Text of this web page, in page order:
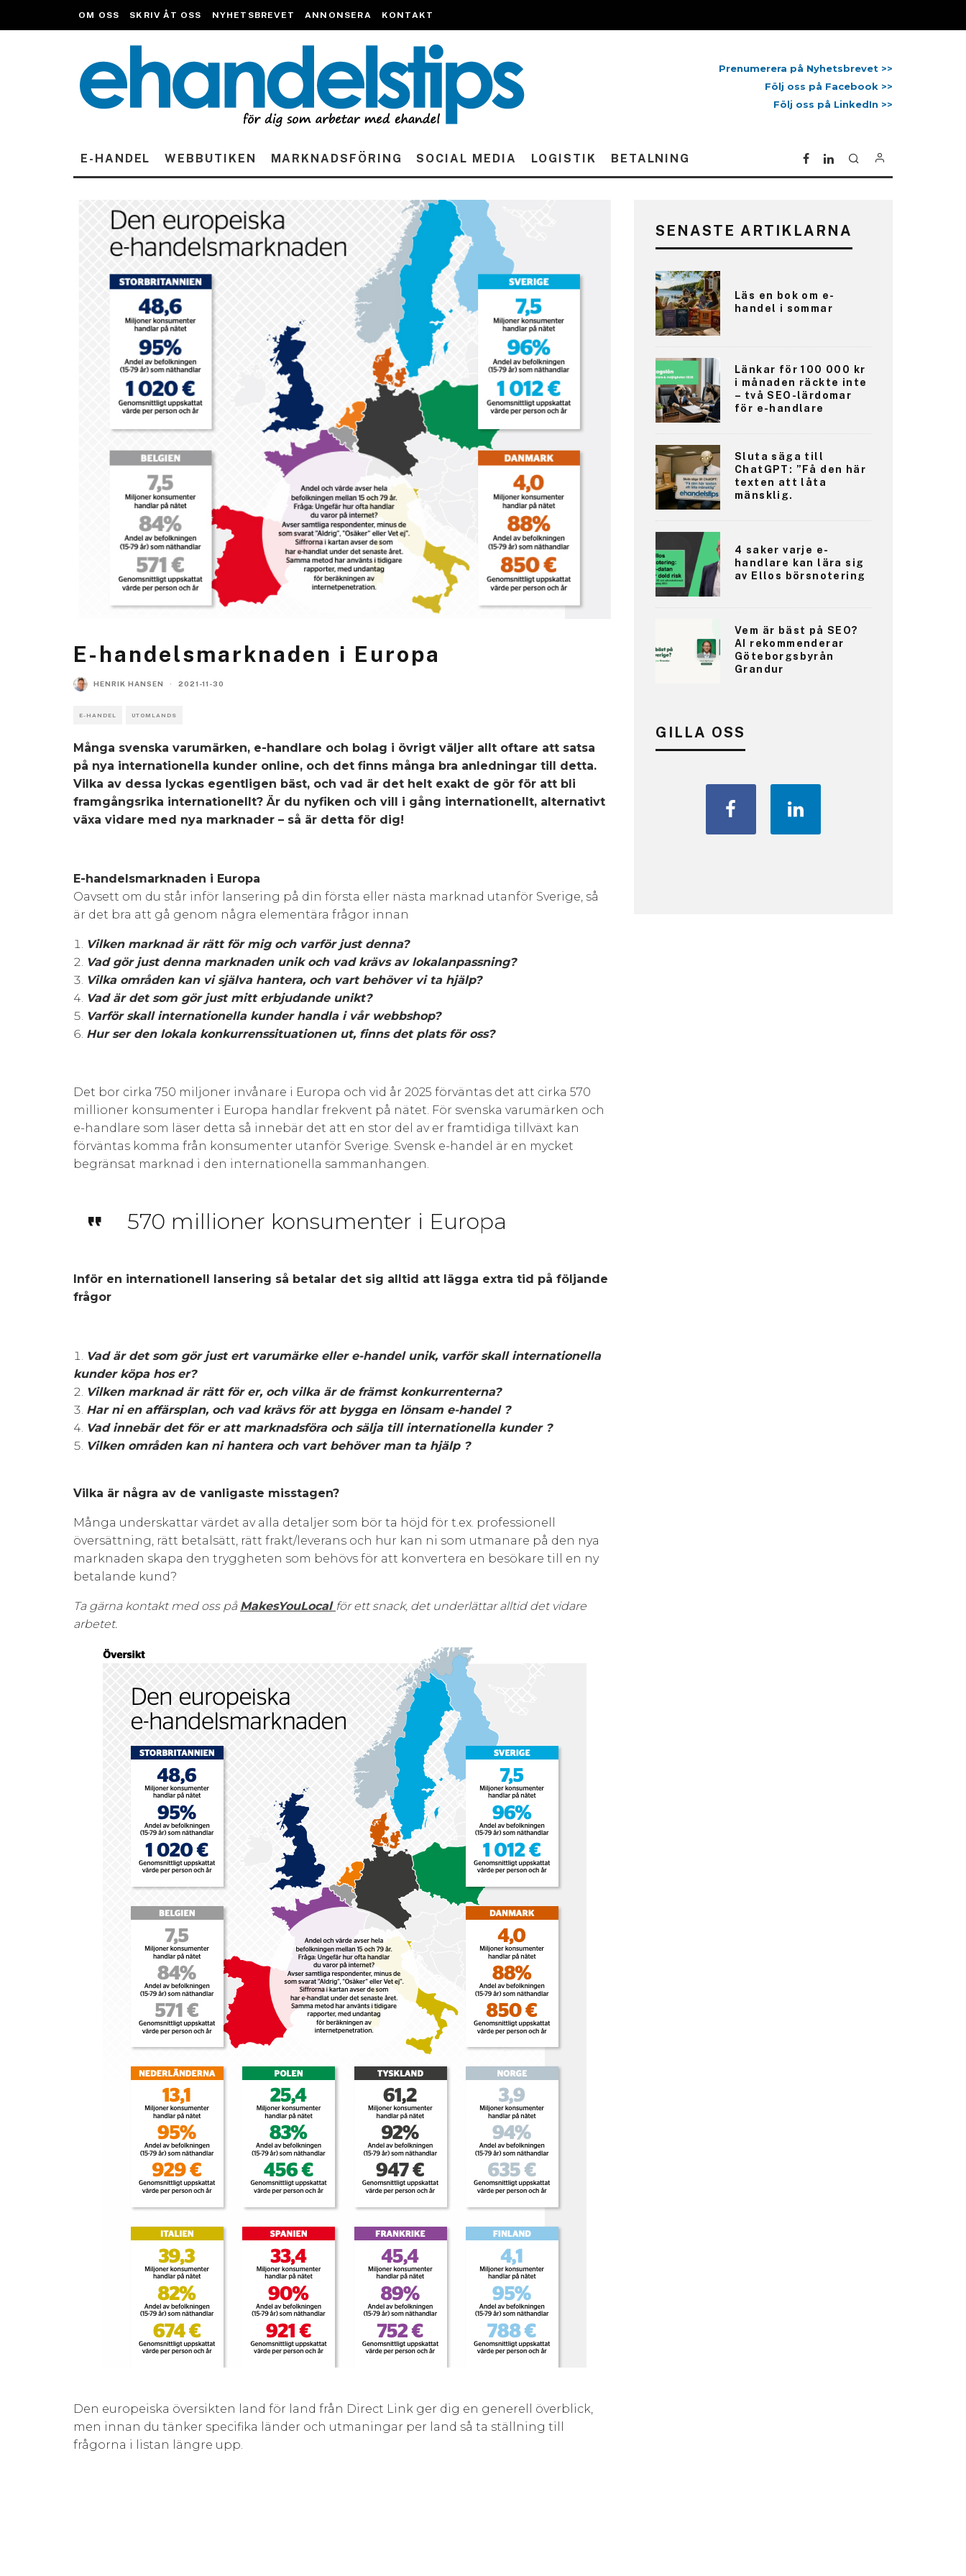
OM OSS SKRIV ÅT OSS NYHETSBREVET ANNONSERA KONTAKT
Prenumerera på Nyhetsbrevet >>
Följ oss på Facebook >>
Följ oss på LinkedIn >>
E-HANDEL WEBBUTIKEN MARKNADSFÖRING SOCIAL MEDIA LOGISTIK BETALNING
E-handelsmarknaden i Europa
HENRIK HANSEN · 2021-11-30
E-HANDEL UTOMLANDS
Många svenska varumärken, e-handlare och bolag i övrigt väljer allt oftare att satsa
på nya internationella kunder online, och det finns många bra anledningar till detta.
Vilka av dessa lyckas egentligen bäst, och vad är det helt exakt de gör för att bli
framgångsrika internationellt? Är du nyfiken och vill i gång internationellt, alternativt
växa vidare med nya marknader – så är detta för dig!
E-handelsmarknaden i Europa
Oavsett om du står inför lansering på din första eller nästa marknad utanför Sverige, så
är det bra att gå genom några elementära frågor innan
Vilken marknad är rätt för mig och varför just denna?
Vad gör just denna marknaden unik och vad krävs av lokalanpassning?
Vilka områden kan vi själva hantera, och vart behöver vi ta hjälp?
Vad är det som gör just mitt erbjudande unikt?
Varför skall internationella kunder handla i vår webbshop?
Hur ser den lokala konkurrenssituationen ut, finns det plats för oss?
Det bor cirka 750 miljoner invånare i Europa och vid år 2025 förväntas det att cirka 570
millioner konsumenter i Europa handlar frekvent på nätet. För svenska varumärken och
e-handlare som läser detta så innebär det att en stor del av er framtidiga tillväxt kan
förväntas komma från konsumenter utanför Sverige. Svensk e-handel är en mycket
begränsat marknad i den internationella sammanhangen.
570 millioner konsumenter i Europa
Inför en internationell lansering så betalar det sig alltid att lägga extra tid på följande
frågor
Vad är det som gör just ert varumärke eller e-handel unik, varför skall internationella
kunder köpa hos er?
Vilken marknad är rätt för er, och vilka är de främst konkurrenterna?
Har ni en affärsplan, och vad krävs för att bygga en lönsam e-handel ?
Vad innebär det för er att marknadsföra och sälja till internationella kunder ?
Vilken områden kan ni hantera och vart behöver man ta hjälp ?
Vilka är några av de vanligaste misstagen?
Många underskattar värdet av alla detaljer som bör ta höjd för t.ex. professionell
översättning, rätt betalsätt, rätt frakt/leverans och hur kan ni som utmanare på den nya
marknaden skapa den tryggheten som behövs för att konvertera en besökare till en ny
betalande kund?
Ta gärna kontakt med oss på MakesYouLocal för ett snack, det underlättar alltid det vidare
arbetet.
Den europeiska översikten land för land från Direct Link ger dig en generell överblick,
men innan du tänker specifika länder och utmaningar per land så ta ställning till
frågorna i listan längre upp.
SENASTE ARTIKLARNA
Läs en bok om e-
handel i sommar
Länkar för 100 000 kr
i månaden räckte inte
– två SEO-lärdomar
för e-handlare
Sluta säga till
ChatGPT: ”Få den här
texten att låta
mänsklig.
4 saker varje e-
handlare kan lära sig
av Ellos börsnotering
Vem är bäst på SEO?
AI rekommenderar
Göteborgsbyrån
Grandur
GILLA OSS